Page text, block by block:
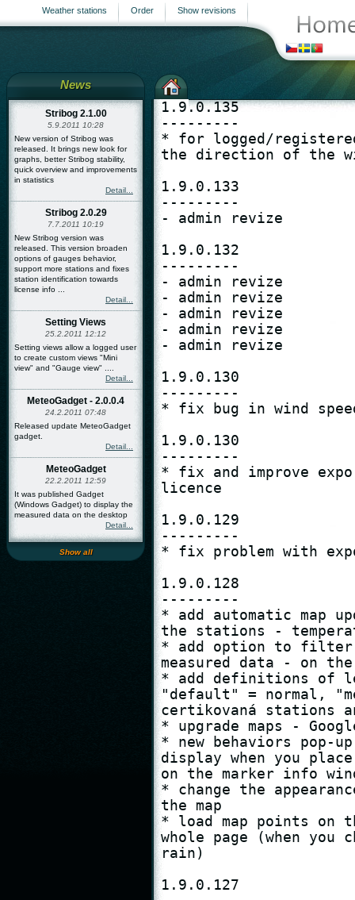
Show revisions
Order
Weather stations
News
Stribog 2.1.00
5.9.2011 10:28
New version of Stribog was
released. It brings new look for
graphs, better Stribog stability,
quick overview and improvements
in statistics
Detail...
Stribog 2.0.29
7.7.2011 10:19
New Stribog version was
released. This version broaden
options of gauges behavior,
support more stations and fixes
station identification towards
license info ...
Detail...
Setting Views
25.2.2011 12:12
Setting views allow a logged user
to create custom views "Mini
view" and "Gauge view" ....
Detail...
MeteoGadget - 2.0.0.4
24.2.2011 07:48
Released update MeteoGadget
gadget.
Detail...
MeteoGadget
22.2.2011 12:59
It was published Gadget
(Windows Gadget) to display the
measured data on the desktop
Detail...
Show all
1.9.0.135
---------
* for logged/
the direction of the
1.9.0.133
---------
- admin revize
1.9.0.132
---------
- admin revize
- admin revize
- admin revize
- admin revize
- admin revize
1.9.0.130
---------
* fix bug in wind
1.9.0.130
---------
* fix and improve
licence
1.9.0.129
---------
* fix problem with
1.9.0.128
---------
* add automatic map
the stations -
* add option to filter
measured data - on
* add definitions of
"default" = normal,
certikovaná stations
* upgrade maps -
* new behaviors pop-
display when you
on the marker info
* change the
the map
* load map points on
whole page (when you
rain)
1.9.0.127